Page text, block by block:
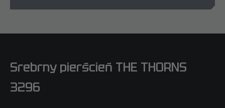
Srebrny pierścień THE THORNS
3296